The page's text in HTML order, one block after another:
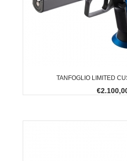
TANFOGLIO LIMITED